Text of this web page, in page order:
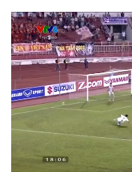
Thể thao Điện tử
Các môn khác
VIDEO
Bên lề